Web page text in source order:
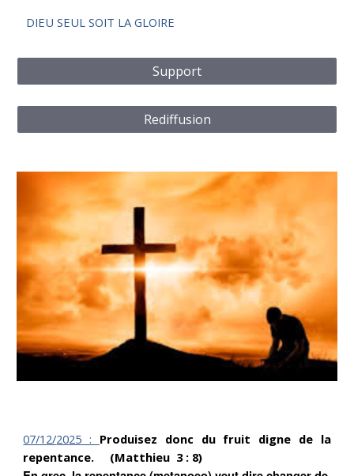
DIEU SEUL SOIT LA GLOIRE
Support
Rediffusion
07/12/2025 : Produisez donc du fruit digne de la
repentance. (Matthieu 3 : 8)